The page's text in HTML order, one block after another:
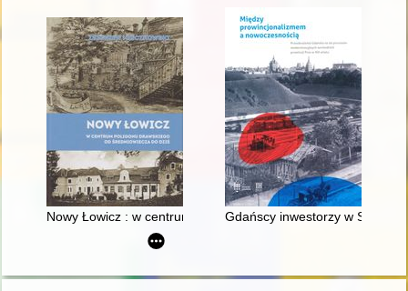
Nowy Łowicz : w centrum poligonu drawskiego od
Gdańscy inwestorzy w